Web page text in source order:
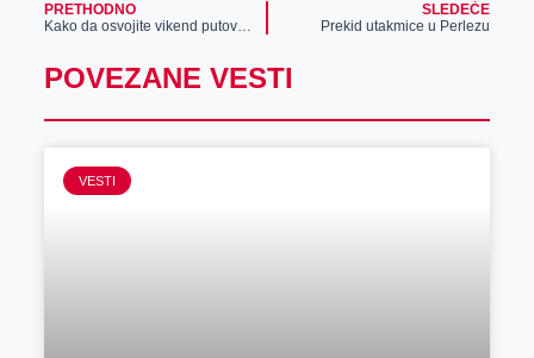
PRETHODNO
Kako da osvojite vikend putovanje u Mostar?
SLEDEĆE
Prekid utakmice u Perlezu
POVEZANE VESTI
VESTI